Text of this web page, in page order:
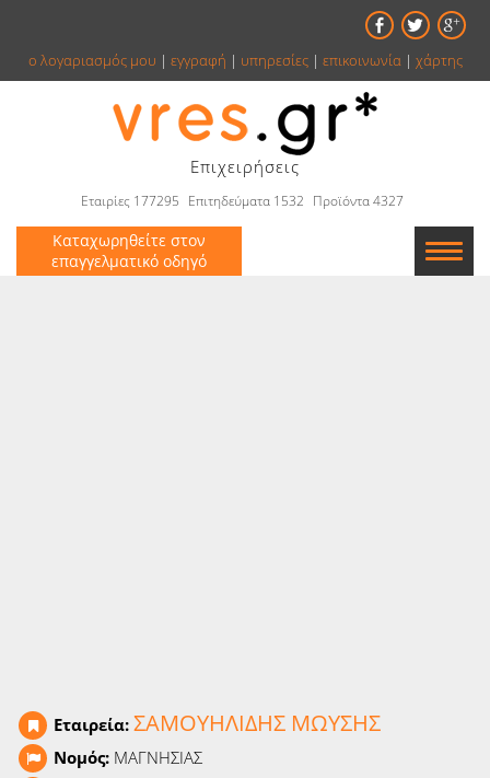
ο λογαριασμός μου | εγγραφή | υπηρεσίες| επικοινωνία| χάρτης
Επιχειρήσεις
Εταιρίες 177295 Επιτηδεύματα 1532 Προϊόντα 4327
Καταχωρηθείτε στον
επαγγελματικό οδηγό
Εταιρεία: ΣΑΜΟΥΗΛΙΔΗΣ ΜΩΥΣΗΣ
Νομός: ΜΑΓΝΗΣΙΑΣ